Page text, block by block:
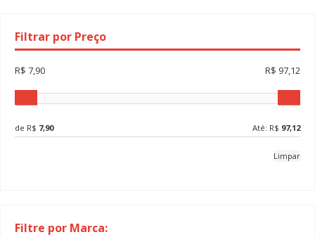
Filtrar por Preço
R$ 7,90 R$ 97,12
de R$ 7,90 Até: R$ 97,12
Limpar
Filtre por Marca: